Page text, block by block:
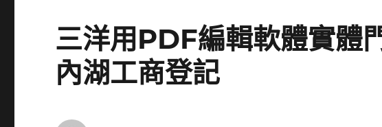
三洋用PDF編輯軟體實體
內湖工商登記